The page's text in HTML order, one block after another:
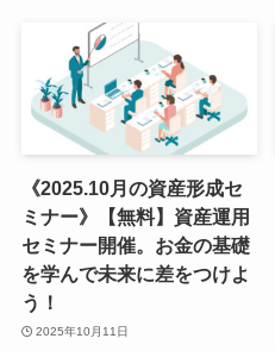
《2025.10月の資産形成セ
ミナー》【無料】資産運用
セミナー開催。お金の基礎
を学んで未来に差をつけよ
う！
2025年10月11日